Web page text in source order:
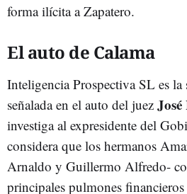
forma ilícita a Zapatero.
El auto de Calama
Inteligencia Prospectiva SL es la
señalada en el auto del juez
investiga al expresidente del
considera que los hermanos
Arnaldo y Guillermo Alfredo-
principales pulmones